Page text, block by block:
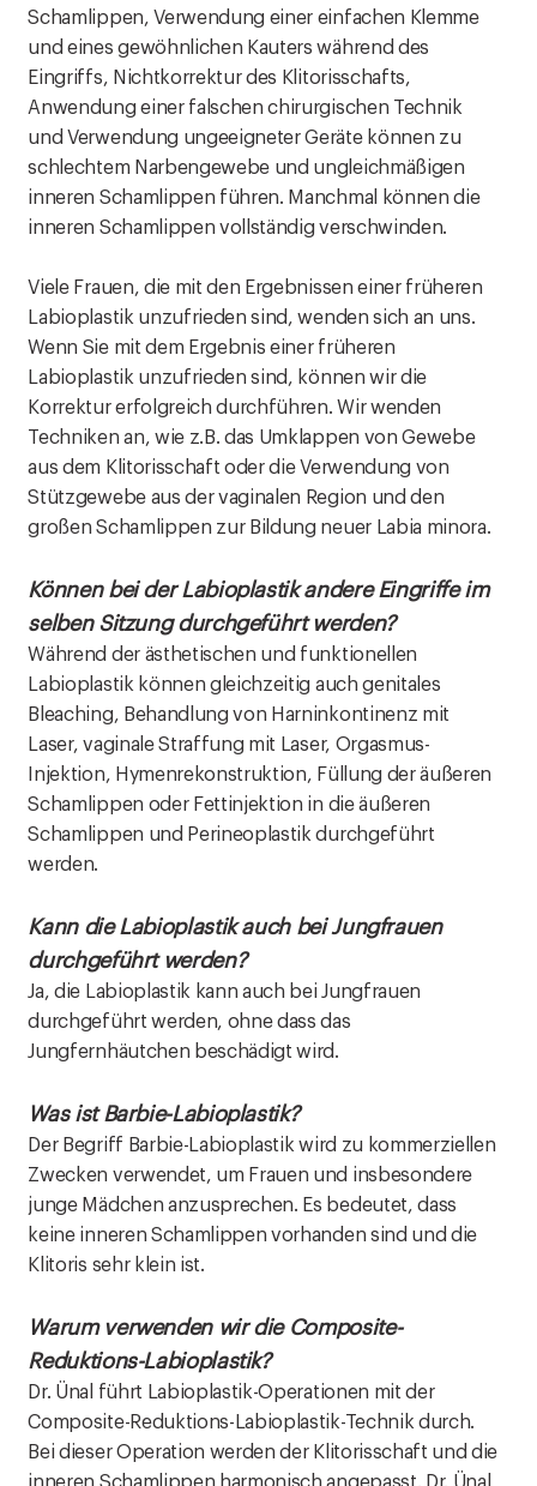
Schamlippen, Verwendung einer einfachen Klemme
und eines gewöhnlichen Kauters während des
Eingriffs, Nichtkorrektur des Klitorisschafts,
Anwendung einer falschen chirurgischen Technik
und Verwendung ungeeigneter Geräte können zu
schlechtem Narbengewebe und ungleichmäßigen
inneren Schamlippen führen. Manchmal können die
inneren Schamlippen vollständig verschwinden.
Viele Frauen, die mit den Ergebnissen einer früheren
Labioplastik unzufrieden sind, wenden sich an uns.
Wenn Sie mit dem Ergebnis einer früheren
Labioplastik unzufrieden sind, können wir die
Korrektur erfolgreich durchführen. Wir wenden
Techniken an, wie z.B. das Umklappen von Gewebe
aus dem Klitorisschaft oder die Verwendung von
Stützgewebe aus der vaginalen Region und den
großen Schamlippen zur Bildung neuer Labia minora.
Können bei der Labioplastik andere Eingriffe im
selben Sitzung durchgeführt werden?
Während der ästhetischen und funktionellen
Labioplastik können gleichzeitig auch genitales
Bleaching, Behandlung von Harninkontinenz mit
Laser, vaginale Straffung mit Laser, Orgasmus-
Injektion, Hymenrekonstruktion, Füllung der äußeren
Schamlippen oder Fettinjektion in die äußeren
Schamlippen und Perineoplastik durchgeführt
werden.
Kann die Labioplastik auch bei Jungfrauen
durchgeführt werden?
Ja, die Labioplastik kann auch bei Jungfrauen
durchgeführt werden, ohne dass das
Jungfernhäutchen beschädigt wird.
Was ist Barbie-Labioplastik?
Der Begriff Barbie-Labioplastik wird zu kommerziellen
Zwecken verwendet, um Frauen und insbesondere
junge Mädchen anzusprechen. Es bedeutet, dass
keine inneren Schamlippen vorhanden sind und die
Klitoris sehr klein ist.
Warum verwenden wir die Composite-
Reduktions-Labioplastik?
Dr. Ünal führt Labioplastik-Operationen mit der
Composite-Reduktions-Labioplastik-Technik durch.
Bei dieser Operation werden der Klitorisschaft und die
inneren Schamlippen harmonisch angepasst. Dr. Ünal